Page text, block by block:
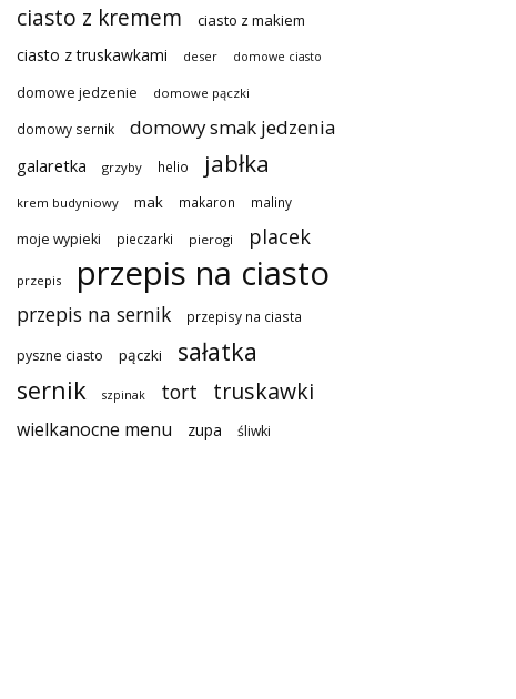
ciasto z kremem ciasto z makiem
ciasto z truskawkami deser domowe ciasto
domowe jedzenie domowe pączki
domowy sernik domowy smak jedzenia
galaretka grzyby helio jabłka
krem budyniowy mak makaron maliny
moje wypieki pieczarki pierogi placek
przepis przepis na ciasto
przepis na sernik przepisy na ciasta
pyszne ciasto pączki
sałatka
sernik
szpinak tort truskawki
wielkanocne menu zupa śliwki